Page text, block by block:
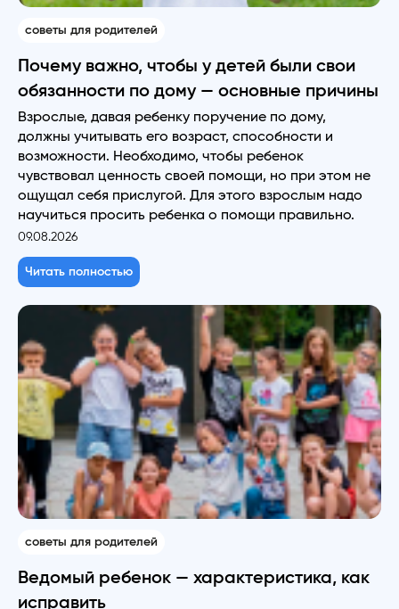
советы для родителей
Почему важно, чтобы у детей были свои
обязанности по дому — основные причины
Взрослые, давая ребенку поручение по дому,
должны учитывать его возраст, способности и
возможности. Необходимо, чтобы ребенок
чувствовал ценность своей помощи, но при этом не
ощущал себя прислугой. Для этого взрослым надо
научиться просить ребенка о помощи правильно.
09.08.2026
Читать полностью
советы для родителей
Ведомый ребенок — характеристика, как
исправить